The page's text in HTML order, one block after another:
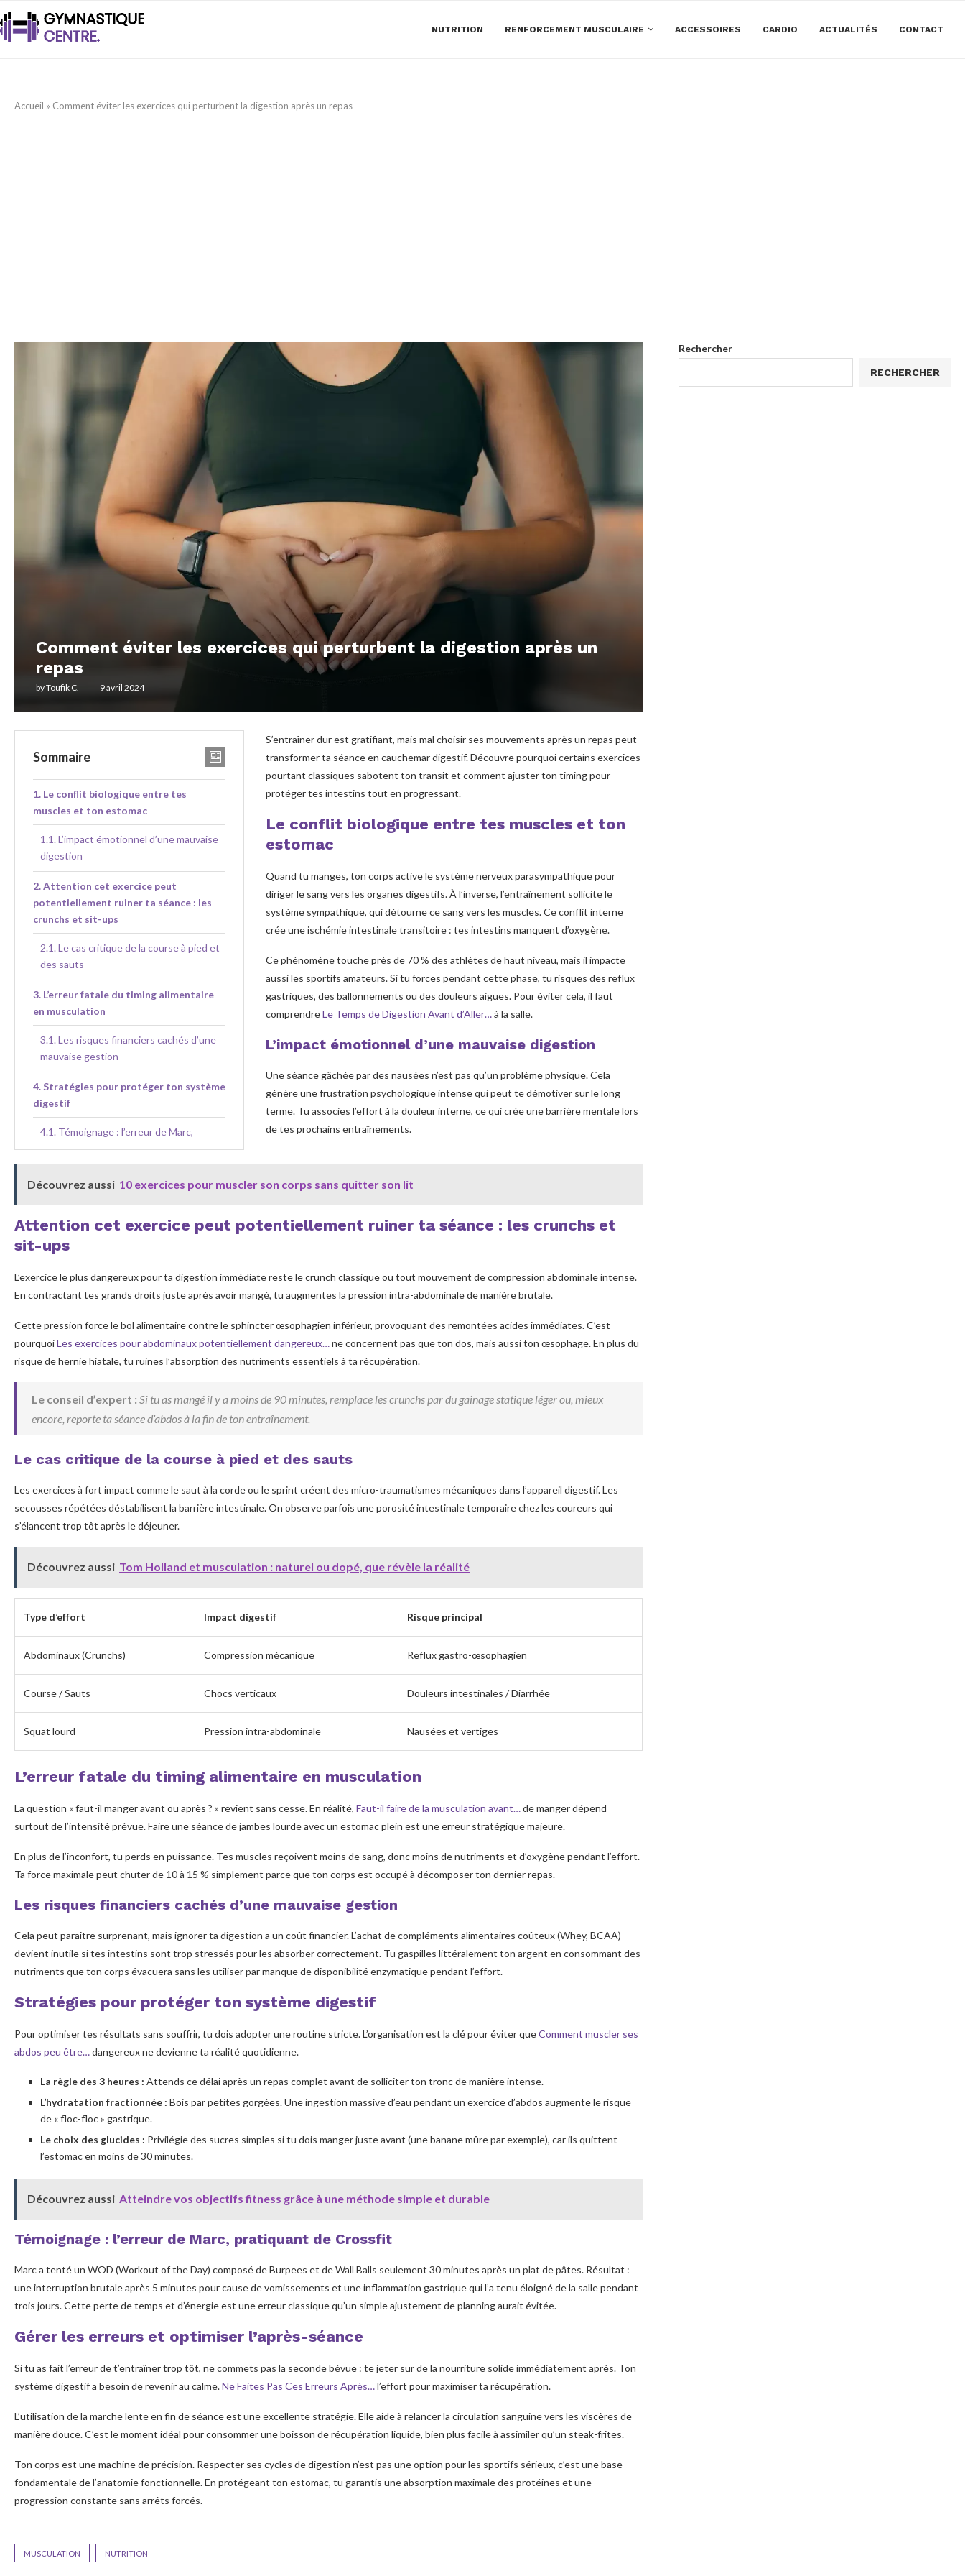
NUTRITION RENFORCEMENT MUSCULAIRE ACCESSOIRES CARDIO ACTUALITÉS CONTACT
Accueil » Comment éviter les exercices qui perturbent la digestion après un repas
Comment éviter les exercices qui perturbent la digestion après un
repas
byToufik C. 9 avril 2024
Sommaire
Le conflit biologique entre tes
muscles et ton estomac
L’impact émotionnel d’une mauvaise
digestion
Attention cet exercice peut
potentiellement ruiner ta séance : les
crunchs et sit-ups
Le cas critique de la course à pied et
des sauts
L’erreur fatale du timing alimentaire
en musculation
Les risques financiers cachés d’une
mauvaise gestion
Stratégies pour protéger ton système
digestif
Témoignage : l’erreur de Marc,
pratiquant de Crossfit
Gérer les erreurs et optimiser l’après-
S’entraîner dur est gratifiant, mais mal choisir ses mouvements après un repas peut
transformer ta séance en cauchemar digestif. Découvre pourquoi certains exercices
pourtant classiques sabotent ton transit et comment ajuster ton timing pour
protéger tes intestins tout en progressant.
Le conflit biologique entre tes muscles et ton
estomac
Quand tu manges, ton corps active le système nerveux parasympathique pour
diriger le sang vers les organes digestifs. À l’inverse, l’entraînement sollicite le
système sympathique, qui détourne ce sang vers les muscles. Ce conflit interne
crée une ischémie intestinale transitoire : tes intestins manquent d’oxygène.
Ce phénomène touche près de 70 % des athlètes de haut niveau, mais il impacte
aussi les sportifs amateurs. Si tu forces pendant cette phase, tu risques des reflux
gastriques, des ballonnements ou des douleurs aiguës. Pour éviter cela, il faut
comprendreLe Temps de Digestion Avant d’Aller…à la salle.
L’impact émotionnel d’une mauvaise digestion
Une séance gâchée par des nausées n’est pas qu’un problème physique. Cela
génère une frustration psychologique intense qui peut te démotiver sur le long
terme. Tu associes l’effort à la douleur interne, ce qui crée une barrière mentale lors
de tes prochains entraînements.
Découvrez aussi 10 exercices pour muscler son corps sans quitter son lit
Attention cet exercice peut potentiellement ruiner ta séance : les crunchs et
sit-ups
L’exercice le plus dangereux pour ta digestion immédiate reste le crunch classique ou tout mouvement de compression abdominale intense.
En contractant tes grands droits juste après avoir mangé, tu augmentes la pression intra-abdominale de manière brutale.
Cette pression force le bol alimentaire contre le sphincter œsophagien inférieur, provoquant des remontées acides immédiates. C’est
pourquoiLes exercices pour abdominaux potentiellement dangereux…ne concernent pas que ton dos, mais aussi ton œsophage. En plus du
risque de hernie hiatale, tu ruines l’absorption des nutriments essentiels à ta récupération.
Le conseil d’expert : Si tu as mangé il y a moins de 90 minutes, remplace les crunchs par du gainage statique léger ou, mieux
encore, reporte ta séance d’abdos à la fin de ton entraînement.
Le cas critique de la course à pied et des sauts
Les exercices à fort impact comme le saut à la corde ou le sprint créent des micro-traumatismes mécaniques dans l’appareil digestif. Les
secousses répétées déstabilisent la barrière intestinale. On observe parfois une porosité intestinale temporaire chez les coureurs qui
s’élancent trop tôt après le déjeuner.
Découvrez aussi Tom Holland et musculation : naturel ou dopé, que révèle la réalité
Type d’effort Impact digestif Risque principal
Abdominaux (Crunchs) Compression mécanique Reflux gastro-œsophagien
Course / Sauts Chocs verticaux Douleurs intestinales / Diarrhée
Squat lourd Pression intra-abdominale Nausées et vertiges
L’erreur fatale du timing alimentaire en musculation
La question « faut-il manger avant ou après ? » revient sans cesse. En réalité, Faut-il faire de la musculation avant…de manger dépend
surtout de l’intensité prévue. Faire une séance de jambes lourde avec un estomac plein est une erreur stratégique majeure.
En plus de l’inconfort, tu perds en puissance. Tes muscles reçoivent moins de sang, donc moins de nutriments et d’oxygène pendant l’effort.
Ta force maximale peut chuter de 10 à 15 % simplement parce que ton corps est occupé à décomposer ton dernier repas.
Les risques financiers cachés d’une mauvaise gestion
Cela peut paraître surprenant, mais ignorer ta digestion a un coût financier. L’achat de compléments alimentaires coûteux (Whey, BCAA)
devient inutile si tes intestins sont trop stressés pour les absorber correctement. Tu gaspilles littéralement ton argent en consommant des
nutriments que ton corps évacuera sans les utiliser par manque de disponibilité enzymatique pendant l’effort.
Stratégies pour protéger ton système digestif
Pour optimiser tes résultats sans souffrir, tu dois adopter une routine stricte. L’organisation est la clé pour éviter queComment muscler ses
abdos peu être…dangereux ne devienne ta réalité quotidienne.
La règle des 3 heures : Attends ce délai après un repas complet avant de solliciter ton tronc de manière intense.
L’hydratation fractionnée : Bois par petites gorgées. Une ingestion massive d’eau pendant un exercice d’abdos augmente le risque
de « floc-floc » gastrique.
Le choix des glucides : Privilégie des sucres simples si tu dois manger juste avant (une banane mûre par exemple), car ils quittent
l’estomac en moins de 30 minutes.
Découvrez aussi Atteindre vos objectifs fitness grâce à une méthode simple et durable
Témoignage : l’erreur de Marc, pratiquant de Crossfit
Marc a tenté un WOD (Workout of the Day) composé de Burpees et de Wall Balls seulement 30 minutes après un plat de pâtes. Résultat :
une interruption brutale après 5 minutes pour cause de vomissements et une inflammation gastrique qui l’a tenu éloigné de la salle pendant
trois jours. Cette perte de temps et d’énergie est une erreur classique qu’un simple ajustement de planning aurait évitée.
Gérer les erreurs et optimiser l’après-séance
Si tu as fait l’erreur de t’entraîner trop tôt, ne commets pas la seconde bévue : te jeter sur de la nourriture solide immédiatement après. Ton
système digestif a besoin de revenir au calme.Ne Faites Pas Ces Erreurs Après…l’effort pour maximiser ta récupération.
L’utilisation de la marche lente en fin de séance est une excellente stratégie. Elle aide à relancer la circulation sanguine vers les viscères de
manière douce. C’est le moment idéal pour consommer une boisson de récupération liquide, bien plus facile à assimiler qu’un steak-frites.
Ton corps est une machine de précision. Respecter ses cycles de digestion n’est pas une option pour les sportifs sérieux, c’est une base
fondamentale de l’anatomie fonctionnelle. En protégeant ton estomac, tu garantis une absorption maximale des protéines et une
progression constante sans arrêts forcés.
MUSCULATION NUTRITION
Rechercher
RECHERCHER